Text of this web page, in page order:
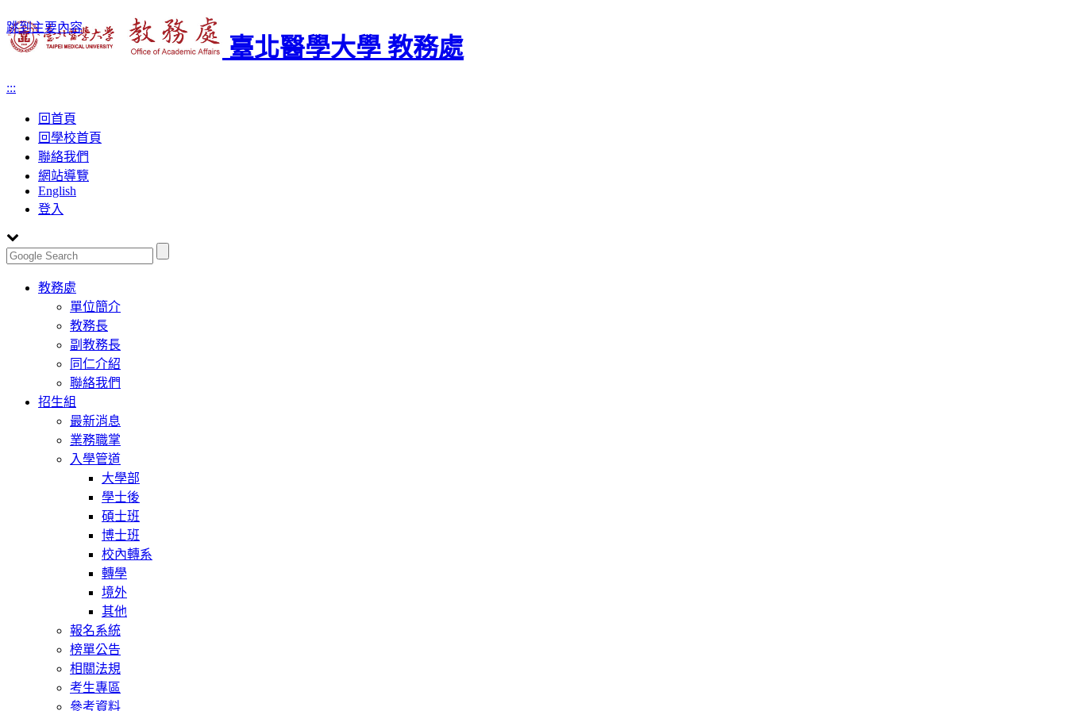
跳到主要內容
臺北醫學大學 教務處
:::
回首頁
回學校首頁
聯絡我們
網站導覽
English
登入
Toggle
navigation
教務處
單位簡介
教務長
副教務長
同仁介紹
聯絡我們
招生組
最新消息
業務職掌
入學管道
大學部
學士後
碩士班
博士班
校內轉系
轉學
境外
其他
報名系統
榜單公告
相關法規
考生專區
參考資料